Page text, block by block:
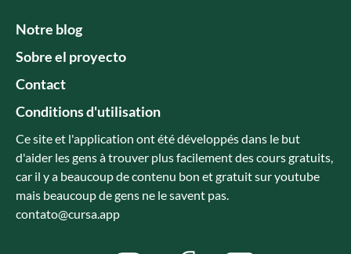
Notre blog
Sobre el proyecto
Contact
Conditions d'utilisation
Ce site et l'application ont été développés dans le but
d'aider les gens à trouver plus facilement des cours gratuits,
car il y a beaucoup de contenu bon et gratuit sur youtube
mais beaucoup de gens ne le savent pas.
contato@cursa.app